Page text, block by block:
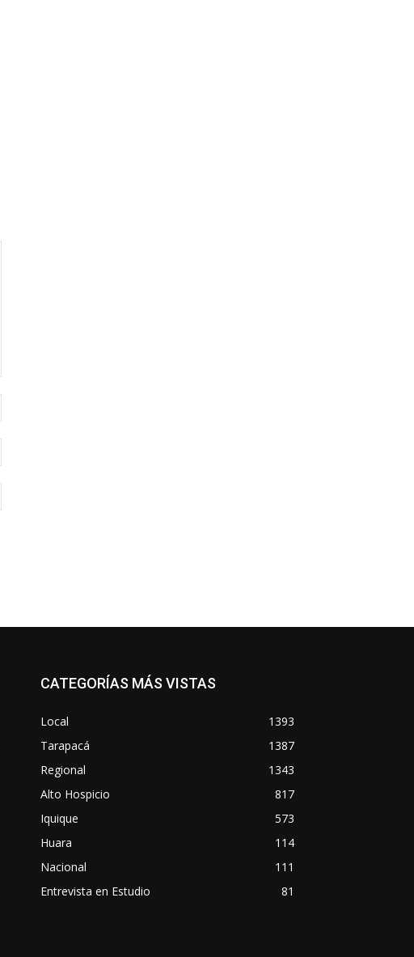
electrónico:*
web:
CATEGORÍAS MÁS VISTAS
Local
1393
Tarapacá
1387
Regional
1343
Alto Hospicio
817
Iquique
573
Huara
114
Nacional
111
Entrevista en Estudio
81